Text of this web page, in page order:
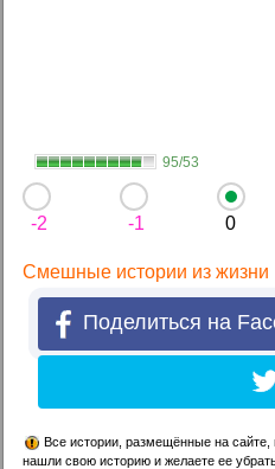
95/53
-2 -1 0
Смешные истории из жизни
Поделиться на
Все истории, размещённые на
нашли свою историю и желаете ее